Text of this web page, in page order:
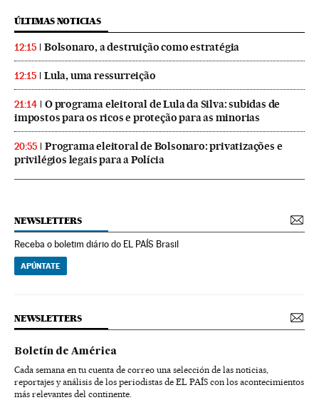
ÚLTIMAS NOTICIAS
12:15 Bolsonaro, a destruição como estratégia
12:15 Lula, uma ressurreição
21:14
O programa eleitoral de Lula da Silva: subidas de
impostos para os ricos e proteção para as minorias
20:55
Programa eleitoral de Bolsonaro: privatizações e
privilégios legais para a Polícia
NEWSLETTERS
Receba o boletim diário do EL PAÍS Brasil
APÚNTATE
NEWSLETTERS
Boletín de América
Cada semana en tu cuenta de correo una selección de las noticias,
reportajes y análisis de los periodistas de EL PAÍS con los acontecimientos
más relevantes del continente.